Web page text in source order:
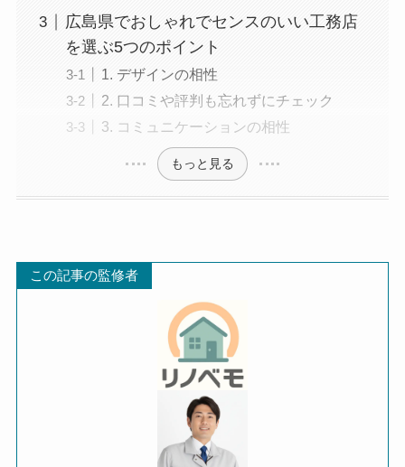
広島県でおしゃれでセンスのいい工務店
を選ぶ5つのポイント
1. デザインの相性
2. 口コミや評判も忘れずにチェック
3. コミュニケーションの相性
もっと見る
この記事の監修者